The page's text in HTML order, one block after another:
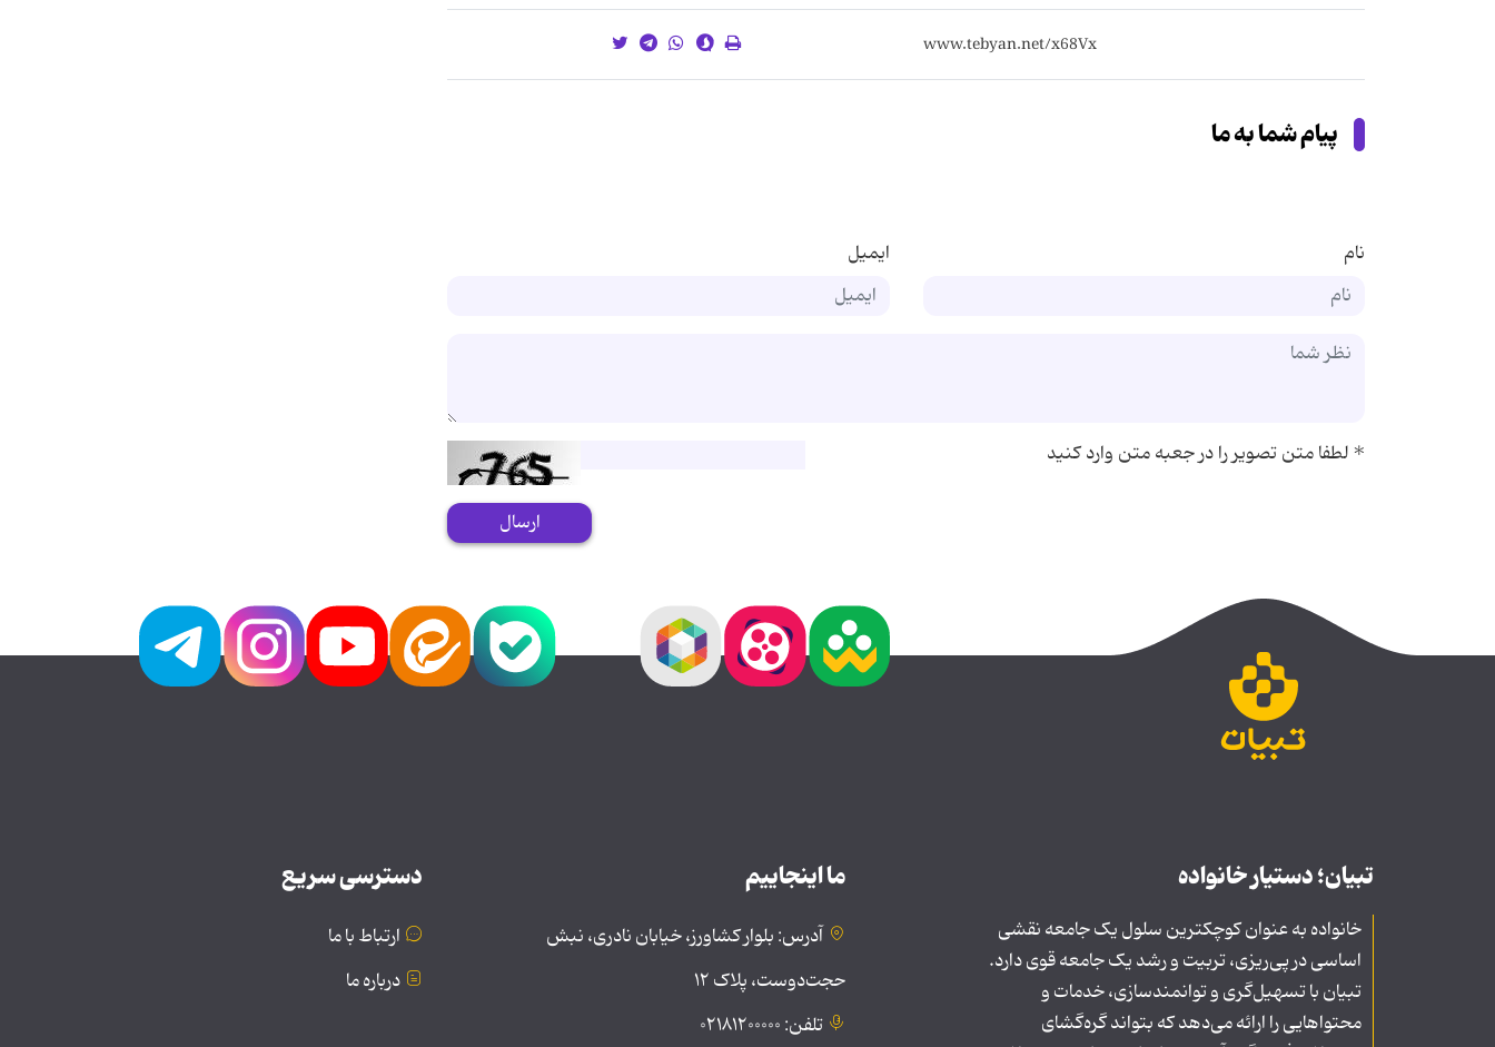
پیام شما به ما
نام ایمیل
*لطفا متن تصویر را در جعبه متن وارد کنید
ارسال
تبیان؛ دستیار خانواده
خانواده به عنوان کوچکترین سلول یک جامعه نقشی
اساسی در پی‌ریزی، تربیت و رشد یک جامعه قوی دارد.
تبیان با تسهیل‌گری و توانمندسازی، خدمات و
محتواهایی را ارائه می‌دهد که بتواند گره‌گشای
ما اینجاییم
آدرس: بلوار کشاورز، خیابان نادری، نبش
حجت‌دوست، پلاک ۱۲
تلفن: ۰۲۱۸۱۲۰۰۰۰۰
دسترسی سریع
ارتباط با ما
درباره ما